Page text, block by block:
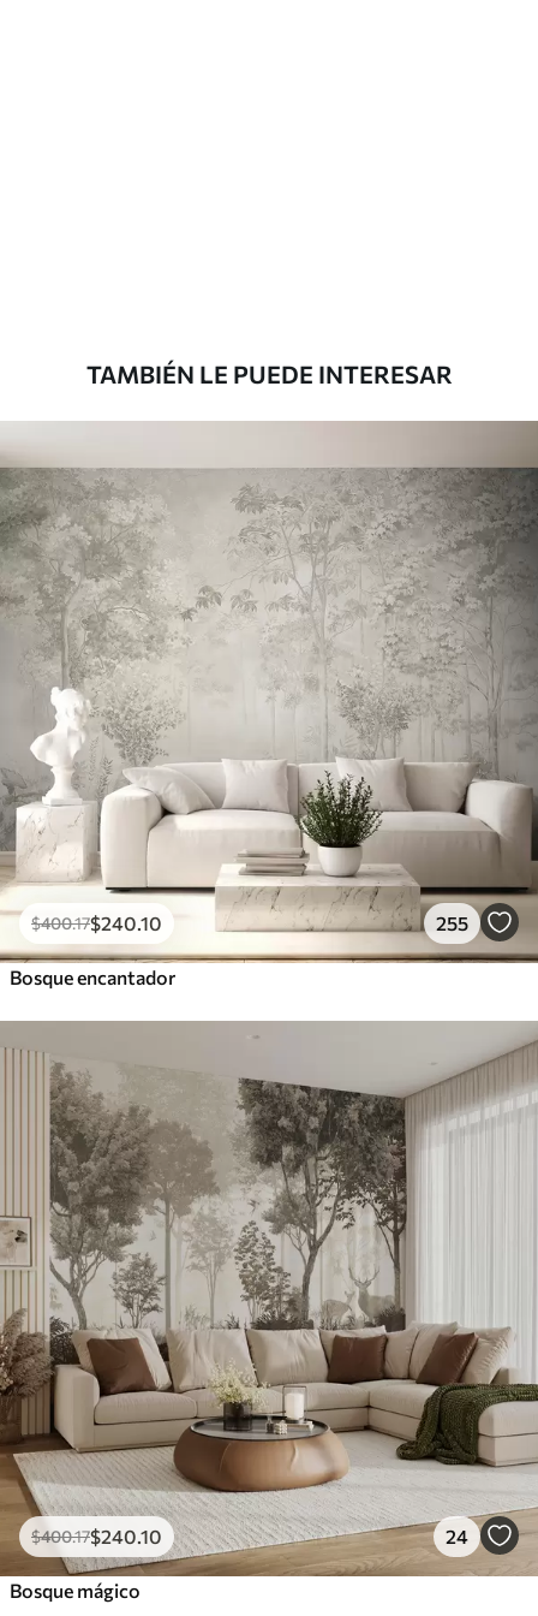
Vinilo Premium
1266.67$760.00/m²
Peel and Stick
1533.33$920.00
TAMBIÉN LE PUEDE INTERESAR
$400.17$240 .10 255
Bosque encantador
$400.17$240.10 24
Bosque mágico